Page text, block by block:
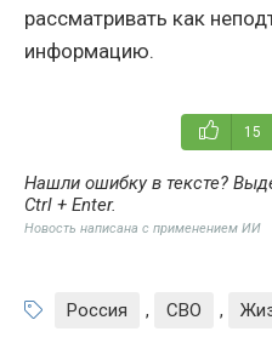
рассматривать как
информацию.
15
Нашли ошибку в тексте?
Ctrl + Enter.
Новость написана с применением ИИ
Россия , СВО ,